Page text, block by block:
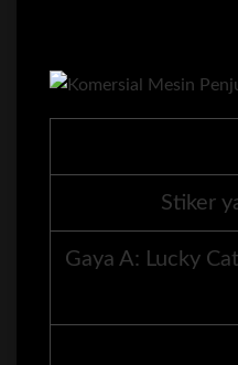
Stiker
Gaya A: Lucky